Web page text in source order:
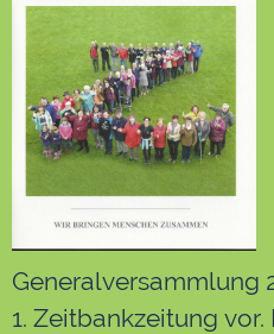
Generalversammlung
1. Zeitbankzeitung